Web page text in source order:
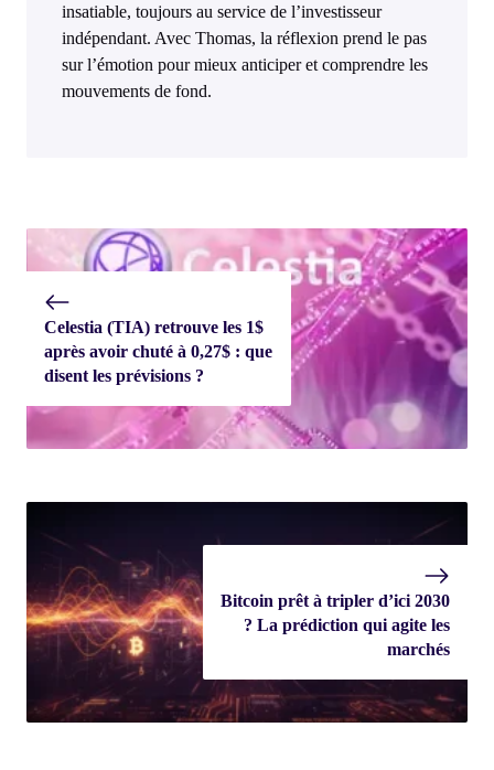
insatiable, toujours au service de l’investisseur
indépendant. Avec Thomas, la réflexion prend le pas
sur l’émotion pour mieux anticiper et comprendre les
mouvements de fond.
Celestia (TIA) retrouve les 1$
après avoir chuté à 0,27$ : que
disent les prévisions ?
Bitcoin prêt à tripler d’ici 2030
? La prédiction qui agite les
marchés